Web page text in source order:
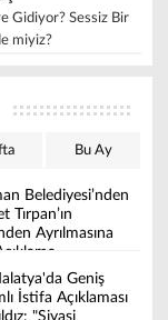
Gidiyor? Sessiz Bir
miyiz?
Bu Ay
Belediyesi’nden
Tırpan’ın
Ayrılmasına
Geniş
İstifa Açıklaması